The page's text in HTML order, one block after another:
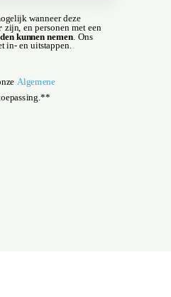
wanneer deze
zijn, en personen met een
kunnen nemen. Ons
in‑ en uitstappen.
Algemene